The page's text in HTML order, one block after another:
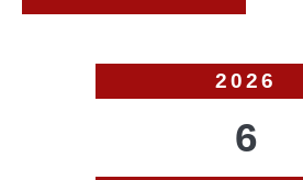
2026
6